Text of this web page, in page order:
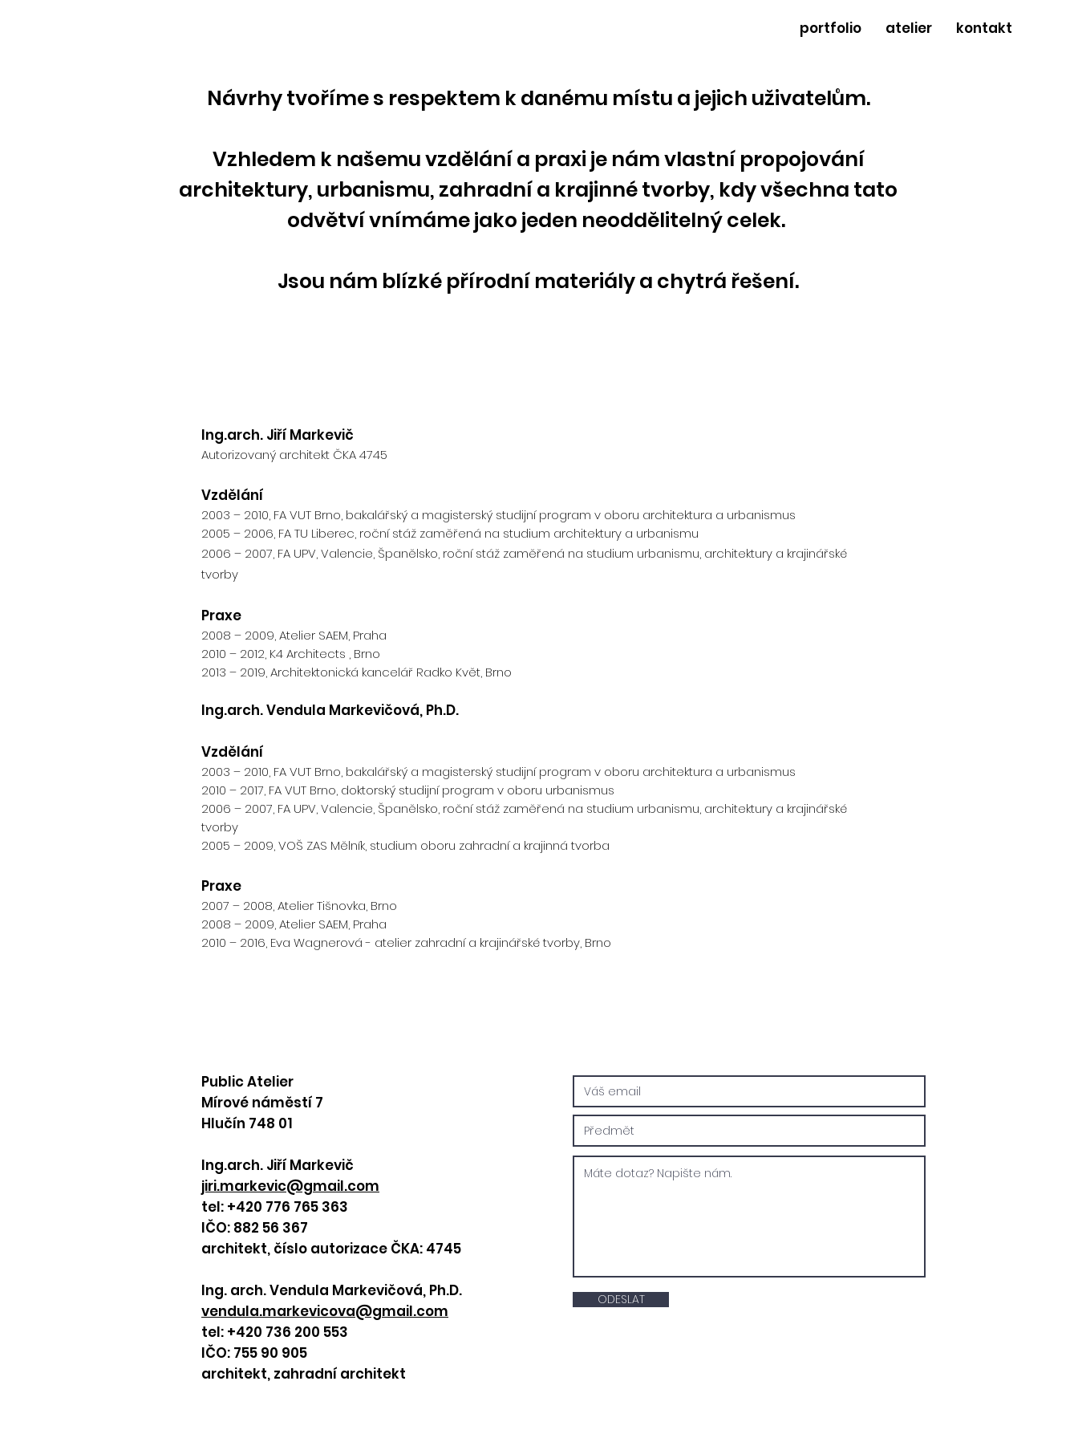
portfolio atelier kontakt
Návrhy tvoříme s respektem k danému místu a jejich uživatelům.
Vzhledem k našemu vzdělání a praxi je nám vlastní propojování
architektury, urbanismu, zahradní a krajinné tvorby, kdy všechna tato
odvětví vnímáme jako jeden neoddělitelný celek.
Jsou nám blízké přírodní materiály a chytrá řešení.
Ing.arch. Jiří Markevič
Autorizovaný architekt ČKA 4745
Vzdělání
2003 – 2010, FA VUT Brno, bakalářský a magisterský studijní program v oboru architektura a urbanismus
2005 – 2006, FA TU Liberec, roční stáž zaměřená na studium architektury a urbanismu
2006 – 2007, FA UPV, Valencie, Španělsko, roční stáž zaměřená na studium urbanismu, architektury a krajinářské
tvorby
Praxe
2008 – 2009, Atelier SAEM, Praha
2010 – 2012, K4 Architects , Brno
2013 – 2019, Architektonická kancelář Radko Květ, Brno
Ing.arch. Vendula Markevičová, Ph.D.
Vzdělání
2003 – 2010, FA VUT Brno, bakalářský a magisterský studijní program v oboru architektura a urbanismus
2010 – 2017, FA VUT Brno, doktorský studijní program v oboru urbanismus
2006 – 2007, FA UPV, Valencie, Španělsko, roční stáž zaměřená na studium urbanismu, architektury a krajinářské
tvorby
2005 – 2009, VOŠ ZAS Mělník, studium oboru zahradní a krajinná tvorba
Praxe
2007 – 2008, Atelier Tišnovka, Brno
2008 – 2009, Atelier SAEM, Praha
2010 – 2016, Eva Wagnerová - atelier zahradní a krajinářské tvorby, Brno
Public Atelier
Mírové náměstí 7
Hlučín 748 01
Ing.arch. Jiří Markevič
jiri.markevic@gmail.com
tel: +420 776 765 363
IČO: 882 56 367
architekt, číslo autorizace ČKA: 4745
Ing. arch. Vendula Markevičová, Ph.D.
vendula.markevicova@gmail.com
tel: +420 736 200 553
IČO: 755 90 905
architekt, zahradní architekt
ODESLAT